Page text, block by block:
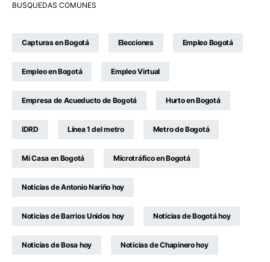
BUSQUEDAS COMUNES
Capturas en Bogotá Elecciones Empleo Bogotá
Empleo en Bogotá Empleo Virtual
Empresa de Acueducto de Bogotá Hurto en Bogotá
IDRD Línea 1 del metro Metro de Bogotá
Mi Casa en Bogotá Microtráfico en Bogotá
Noticias de Antonio Nariño hoy
Noticias de Barrios Unidos hoy Noticias de Bogotá hoy
Noticias de Bosa hoy Noticias de Chapinero hoy